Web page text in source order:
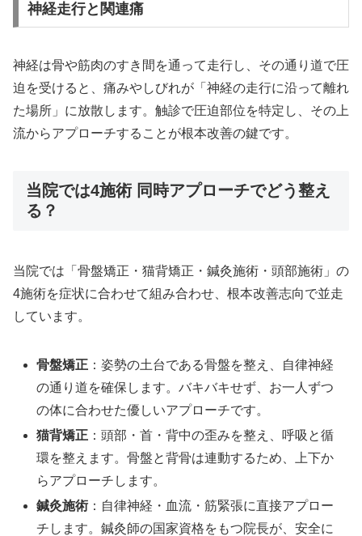
神経走行と関連痛
神経は骨や筋肉のすき間を通って走行し、その通り道で圧
迫を受けると、痛みやしびれが「神経の走行に沿って離れ
た場所」に放散します。触診で圧迫部位を特定し、その上
流からアプローチすることが根本改善の鍵です。
当院では4施術 同時アプローチでどう整え
る？
当院では「骨盤矯正・猫背矯正・鍼灸施術・頭部施術」の
4施術を症状に合わせて組み合わせ、根本改善志向で並走
しています。
骨盤矯正 ：姿勢の土台である骨盤を整え、自律神経
の通り道を確保します。バキバキせず、お一人ずつ
の体に合わせた優しいアプローチです。
猫背矯正 ：頭部・首・背中の歪みを整え、呼吸と循
環を整えます。骨盤と背骨は連動するため、上下か
らアプローチします。
鍼灸施術 ：自律神経・血流・筋緊張に直接アプロー
チします。鍼灸師の国家資格をもつ院長が、安全に